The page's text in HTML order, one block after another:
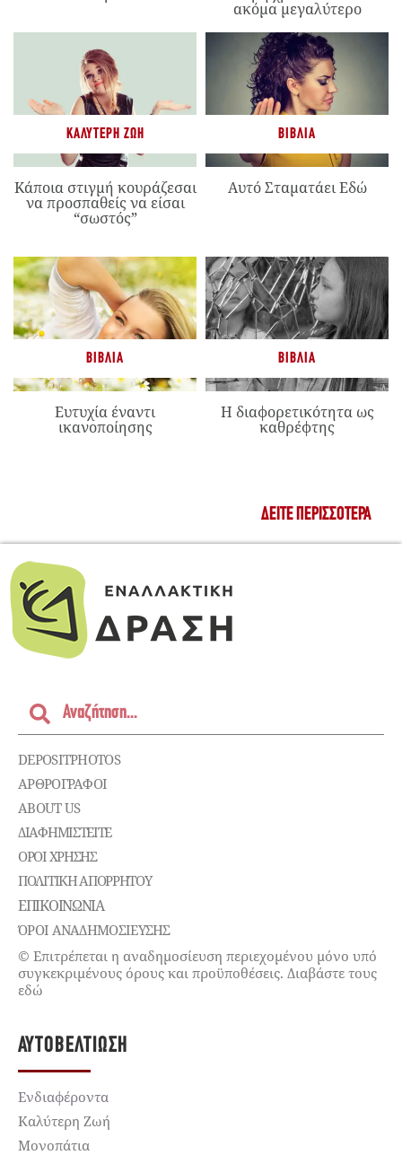
ακόμα μεγαλύτερο
ΚΑΛΎΤΕΡΗ ΖΩΉ
Κάποια στιγμή κουράζεσαι
να προσπαθείς να είσαι
“σωστός”
ΒΙΒΛΊΑ
Αυτό Σταματάει Εδώ
ΒΙΒΛΊΑ
Ευτυχία έναντι
ικανοποίησης
ΒΙΒΛΊΑ
Η διαφορετικότητα ως
καθρέφτης
ΔΕΊΤΕ ΠΕΡΙΣΣΌΤΕΡΑ
DEPOSITPHOTOS
ΑΡΘΡΟΓΡΑΦΟΙ
ABOUT US
ΔΙΑΦΗΜΙΣΤΕΊΤΕ
ΌΡΟΙ ΧΡΉΣΗΣ
ΠΟΛΙΤΙΚΉ ΑΠΟΡΡΉΤΟΥ
ΕΠΙΚΟΙΝΩΝΊΑ
ΌΡΟΙ ΑΝΑΔΗΜΟΣΙΕΥΣΗΣ
© Επιτρέπεται η αναδημοσίευση περιεχομένου μόνο υπό
συγκεκριμένους όρους και προϋποθέσεις. Διαβάστε τους
εδώ
ΑΥΤΟΒΕΛΤΊΩΣΗ
Ενδιαφέροντα
Καλύτερη Ζωή
Μονοπάτια